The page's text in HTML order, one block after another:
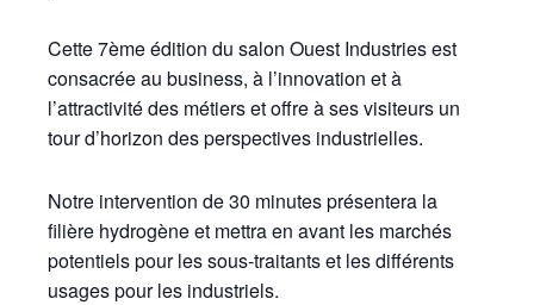
Cette 7ème édition du salon Ouest Industries est
consacrée au business, à l’innovation et à
l’attractivité des métiers et offre à ses visiteurs un
tour d’horizon des perspectives industrielles.
Notre intervention de 30 minutes présentera la
filière hydrogène et mettra en avant les marchés
potentiels pour les sous-traitants et les différents
usages pour les industriels.